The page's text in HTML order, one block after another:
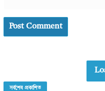
সর্বশেষ প্রকাশিত